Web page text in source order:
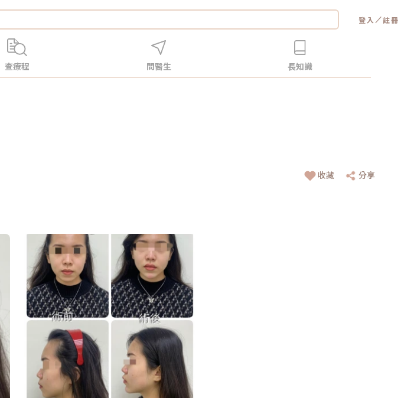
登入 ／註冊
查療程 問醫生 長知識
收藏 分享